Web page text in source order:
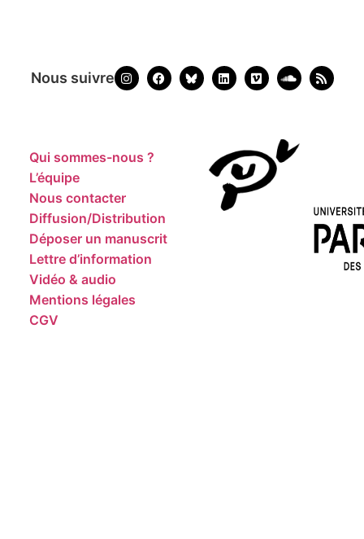
Nous suivre
Qui sommes-nous ?
L’équipe
Nous contacter
Diffusion/Distribution
Déposer un manuscrit
Lettre d’information
Vidéo & audio
Mentions légales
CGV